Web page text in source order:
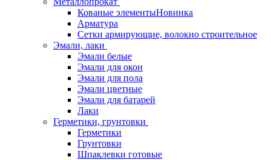
Кованые элементыНовинка
Арматура
Сетки армирующие, волокно строительное
Эмали, лаки
Эмали белые
Эмали для окон
Эмали для пола
Эмали цветные
Эмали для батарей
Лаки
Герметики, грунтовки
Герметики
Грунтовки
Шпаклевки готовые